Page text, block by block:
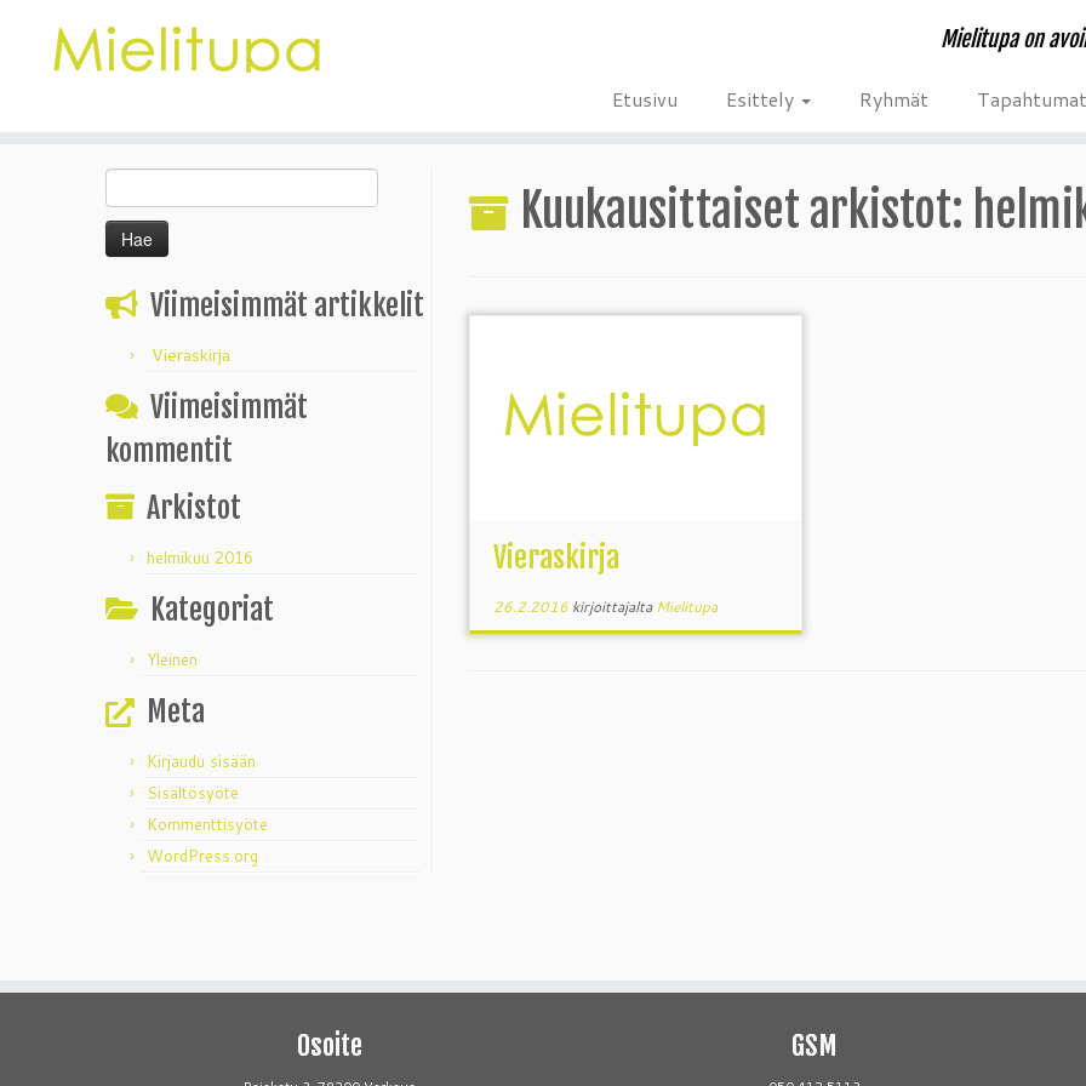
Mielitupa on
Etusivu Esittely Ryhmät Tapahtumat
Viimeisimmät artikkelit
Vieraskirja
Viimeisimmät
kommentit
Arkistot
helmikuu 2016
Kategoriat
Yleinen
Meta
Kirjaudu sisään
Sisältösyöte
Kommenttisyöte
WordPress.org
Kuukausittaiset arkistot:
Vieraskirja
26.2.2016 kirjoittajaltaMielitupa
Osoite GSM